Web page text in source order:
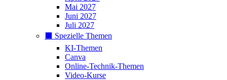
Mai 2027
Juni 2027
Juli 2027
⬛️ Spezielle Themen
KI-Themen
Canva
Online-Technik-Themen
Video-Kurse